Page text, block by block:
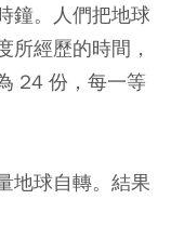
鐘。人們把地球
所經歷的時間，
24 份，每一等
地球自轉。結果